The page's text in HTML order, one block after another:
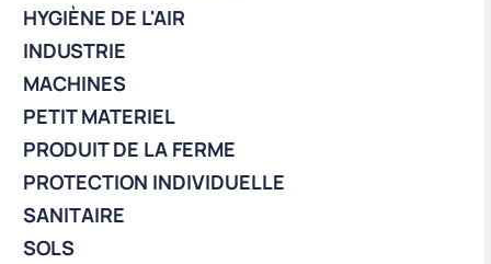
HYGIÈNE DE L'AIR
INDUSTRIE
MACHINES
PETIT MATERIEL
PRODUIT DE LA FERME
PROTECTION INDIVIDUELLE
SANITAIRE
SOLS